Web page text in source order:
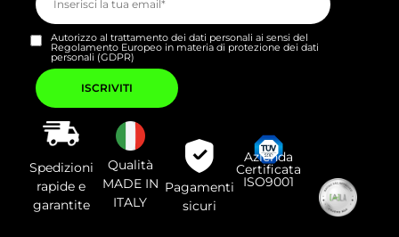
Autorizzo al trattamento dei dati personali ai sensi del
Regolamento Europeo in materia di protezione dei dati
personali (GDPR)
Si
prega
di
lasciare
vuoto
questo
campo.
Spedizioni
rapide e
garantite
Qualità
MADE IN
ITALY
Pagamenti
sicuri
Azienda
Certificata
ISO9001